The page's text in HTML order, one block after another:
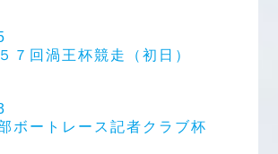
７回渦王杯競走（初日）
ボートレース記者クラブ杯